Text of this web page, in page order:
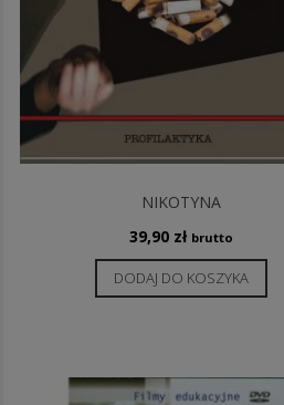
NIKOTYNA
39,90 zł brutto
DODAJ DO KOSZYKA